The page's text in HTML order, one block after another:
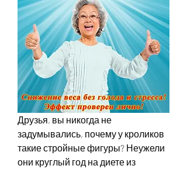
Друзья, вы никогда не
задумывались, почему у кроликов
такие стройные фигуры? Неужели
они круглый год на диете из